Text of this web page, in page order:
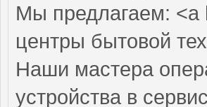
Мы предлагаем: <a
центры бытовой
Наши мастера
устройства в